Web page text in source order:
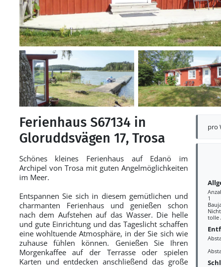
pro
1
tolle
Ferienhaus S67134 in
Gloruddsvägen 17, Trosa
Schönes kleines Ferienhaus auf Edanö im
Archipel von Trosa mit guten Angelmöglichkeiten
im Meer.
Entspannen Sie sich in diesem gemütlichen und
charmanten Ferienhaus und genießen schon
nach dem Aufstehen auf das Wasser. Die helle
und gute Einrichtung und das Tageslicht schaffen
eine wohltuende Atmosphäre, in der Sie sich wie
zuhause fühlen können. Genießen Sie Ihren
Morgenkaffee auf der Terrasse oder spielen
Karten und entdecken anschließend das große